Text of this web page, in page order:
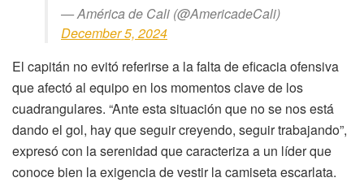
— América de Cali (@AmericadeCali)
December 5, 2024
El capitán no evitó referirse a la falta de eficacia ofensiva
que afectó al equipo en los momentos clave de los
cuadrangulares. “Ante esta situación que no se nos está
dando el gol, hay que seguir creyendo, seguir trabajando”,
expresó con la serenidad que caracteriza a un líder que
conoce bien la exigencia de vestir la camiseta escarlata.